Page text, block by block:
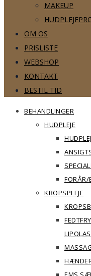
MAKEUP
OM OS
PRISLISTE
WEBSHOP
KONTAKT
BESTIL TID
BEHANDLINGER
HUDPLEJE
FORÅR/
KROPSPLEJE